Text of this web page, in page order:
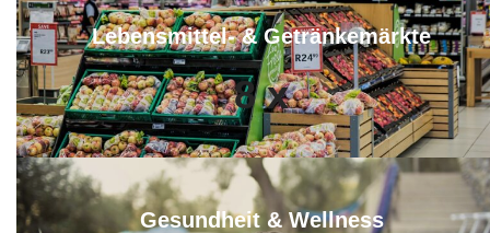
Lebensmittel- & Getränkemärkte
8 x
Gesundheit & Wellness